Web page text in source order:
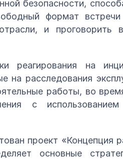
безопасности,
формат
и проговорить
реагирования на
на расследования
работы, во
с
проект «Концепция
основные